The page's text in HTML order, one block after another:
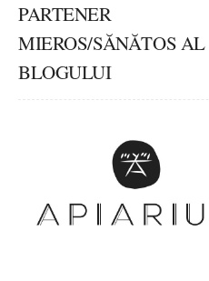
PARTENER
MIEROS/SĂNĂTOS AL
BLOGULUI